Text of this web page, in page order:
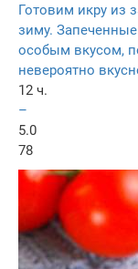
Готовим икру из
зиму.
особым вкусом,
невероятно
12 ч.
–
5.0
78